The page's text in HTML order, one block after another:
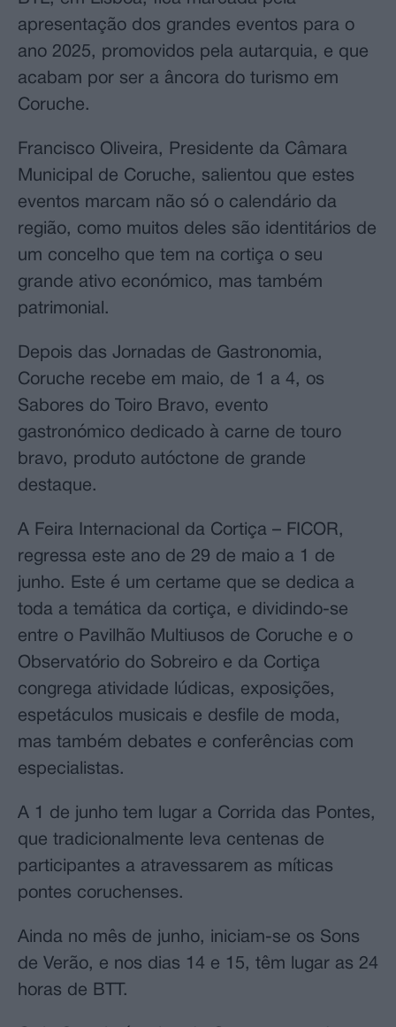
apresentação dos grandes eventos para o
ano 2025, promovidos pela autarquia, e que
acabam por ser a âncora do turismo em
Coruche.
Francisco Oliveira, Presidente da Câmara
Municipal de Coruche, salientou que estes
eventos marcam não só o calendário da
região, como muitos deles são identitários de
um concelho que tem na cortiça o seu
grande ativo económico, mas também
patrimonial.
Depois das Jornadas de Gastronomia,
Coruche recebe em maio, de 1 a 4, os
Sabores do Toiro Bravo, evento
gastronómico dedicado à carne de touro
bravo, produto autóctone de grande
destaque.
A Feira Internacional da Cortiça – FICOR,
regressa este ano de 29 de maio a 1 de
junho. Este é um certame que se dedica a
toda a temática da cortiça, e dividindo-se
entre o Pavilhão Multiusos de Coruche e o
Observatório do Sobreiro e da Cortiça
congrega atividade lúdicas, exposições,
espetáculos musicais e desfile de moda,
mas também debates e conferências com
especialistas.
A 1 de junho tem lugar a Corrida das Pontes,
que tradicionalmente leva centenas de
participantes a atravessarem as míticas
pontes coruchenses.
Ainda no mês de junho, iniciam-se os Sons
de Verão, e nos dias 14 e 15, têm lugar as 24
horas de BTT.